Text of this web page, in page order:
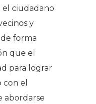
ciudadano
y
forma
que el
para lograr
el
abordarse